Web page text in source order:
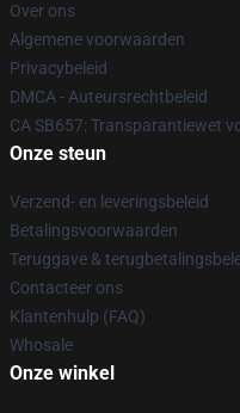
Over ons
Algemene voorwaarden
Privacybeleid
DMCA - Auteursrechtbeleid
CA SB657: Transparantiewet
Onze steun
Verzend- en leveringsbeleid
Betalingsvoorwaarden
Teruggave &
Contacteer ons
Klantenhulp (FAQ)
Whosale
Onze winkel